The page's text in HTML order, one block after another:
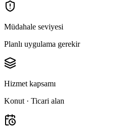
Müdahale seviyesi
Planlı uygulama gerekir
Hizmet kapsamı
Konut · Ticari alan